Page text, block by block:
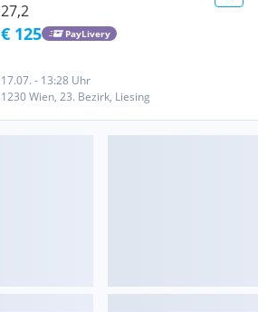
27,2
€ 125 PayLivery
17.07. - 13:28 Uhr
1230 Wien, 23. Bezirk, Liesing